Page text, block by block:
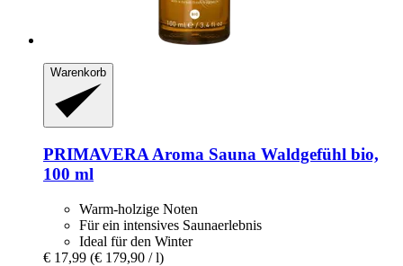
Warenkorb
PRIMAVERA Aroma Sauna Waldgefühl bio,
100 ml
Warm-holzige Noten
Für ein intensives Saunaerlebnis
Ideal für den Winter
€ 17,99 (€ 179,90 / l)